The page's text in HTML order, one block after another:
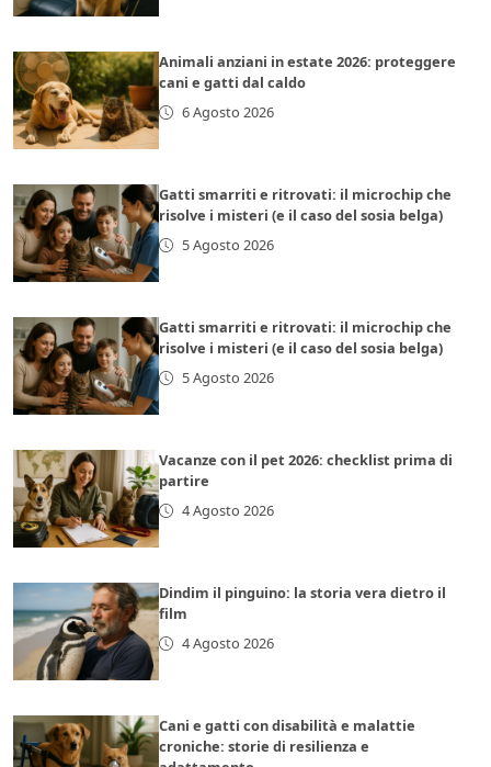
Animali anziani in estate 2026: proteggere
cani e gatti dal caldo
6 Agosto 2026
Gatti smarriti e ritrovati: il microchip che
risolve i misteri (e il caso del sosia belga)
5 Agosto 2026
Gatti smarriti e ritrovati: il microchip che
risolve i misteri (e il caso del sosia belga)
5 Agosto 2026
Vacanze con il pet 2026: checklist prima di
partire
4 Agosto 2026
Dindim il pinguino: la storia vera dietro il
film
4 Agosto 2026
Cani e gatti con disabilità e malattie
croniche: storie di resilienza e